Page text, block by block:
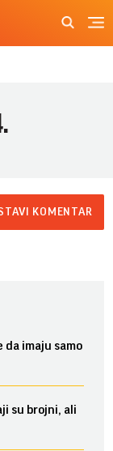
KOMENTAR
da imaju samo
su brojni, ali